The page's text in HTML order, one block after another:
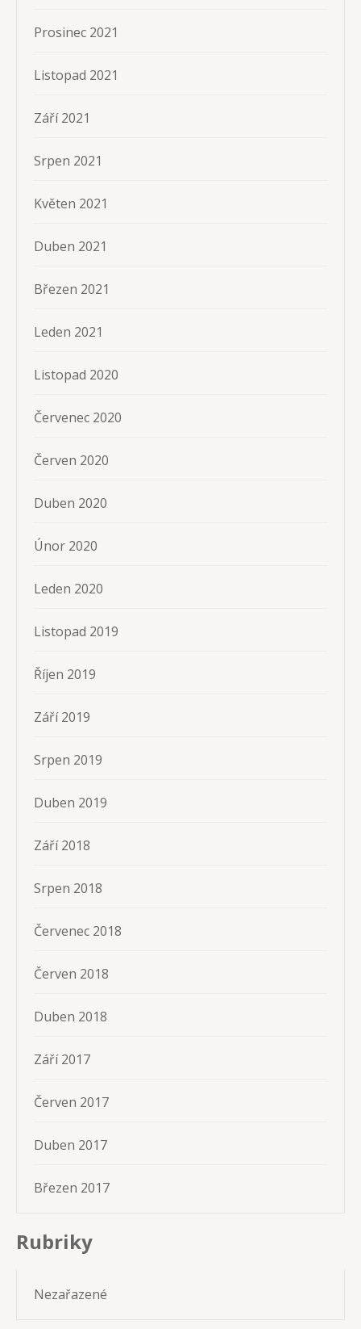
Prosinec 2021
Listopad 2021
Září 2021
Srpen 2021
Květen 2021
Duben 2021
Březen 2021
Leden 2021
Listopad 2020
Červenec 2020
Červen 2020
Duben 2020
Únor 2020
Leden 2020
Listopad 2019
Říjen 2019
Září 2019
Srpen 2019
Duben 2019
Září 2018
Srpen 2018
Červenec 2018
Červen 2018
Duben 2018
Září 2017
Červen 2017
Duben 2017
Březen 2017
Rubriky
Nezařazené